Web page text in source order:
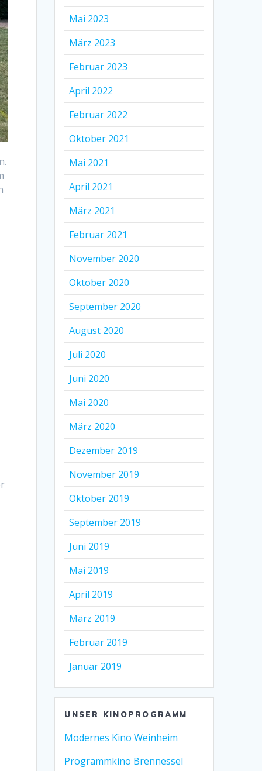
Mai 2023
März 2023
Februar 2023
April 2022
Februar 2022
Oktober 2021
Mai 2021
April 2021
März 2021
Februar 2021
November 2020
Oktober 2020
September 2020
August 2020
Juli 2020
Juni 2020
Mai 2020
März 2020
Dezember 2019
November 2019
Oktober 2019
September 2019
Juni 2019
Mai 2019
April 2019
März 2019
Februar 2019
Januar 2019
UNSER KINOPROGRAMM
Modernes Kino Weinheim
Programmkino Brennessel